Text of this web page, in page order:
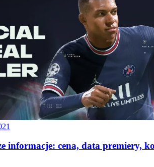
informacje: cena, data premiery,